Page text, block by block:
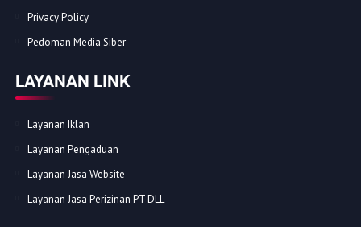
Privacy Policy
Pedoman Media Siber
LAYANAN LINK
Layanan Iklan
Layanan Pengaduan
Layanan Jasa Website
Layanan Jasa Perizinan PT DLL